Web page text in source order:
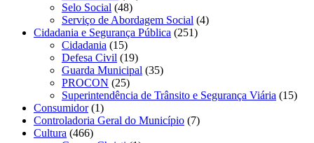
Selo Social (48)
Serviço de Abordagem Social (4)
Cidadania e Segurança Pública (251)
Cidadania (15)
Defesa Civil (19)
Guarda Municipal (35)
PROCON (25)
Superintendência de Trânsito e Segurança Viária (15)
Consumidor(1)
Controladoria Geral do Município (7)
Cultura (466)